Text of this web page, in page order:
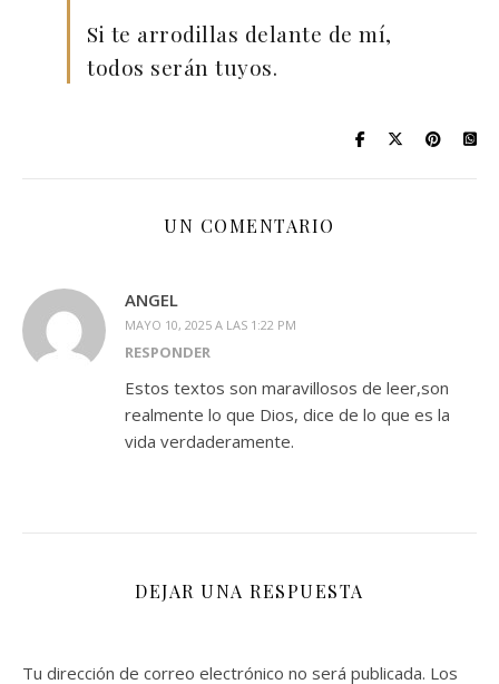
Si te arrodillas delante de mí,
todos serán tuyos.
UN COMENTARIO
ANGEL
MAYO 10, 2025 A LAS 1:22 PM
RESPONDER
Estos textos son maravillosos de leer,son
realmente lo que Dios, dice de lo que es la
vida verdaderamente.
DEJAR UNA RESPUESTA
Tu dirección de correo electrónico no será publicada. Los